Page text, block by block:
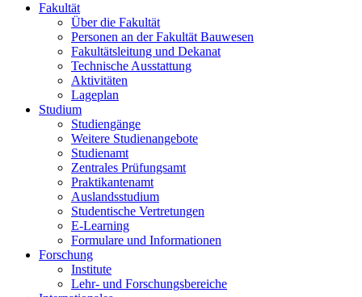
Fakultät
Über die Fakultät
Personen an der Fakultät Bauwesen
Fakultätsleitung und Dekanat
Technische Ausstattung
Aktivitäten
Lageplan
Studium
Studiengänge
Weitere Studienangebote
Studienamt
Zentrales Prüfungsamt
Praktikantenamt
Auslandsstudium
Studentische Vertretungen
E-Learning
Formulare und Informationen
Forschung
Institute
Lehr- und Forschungsbereiche